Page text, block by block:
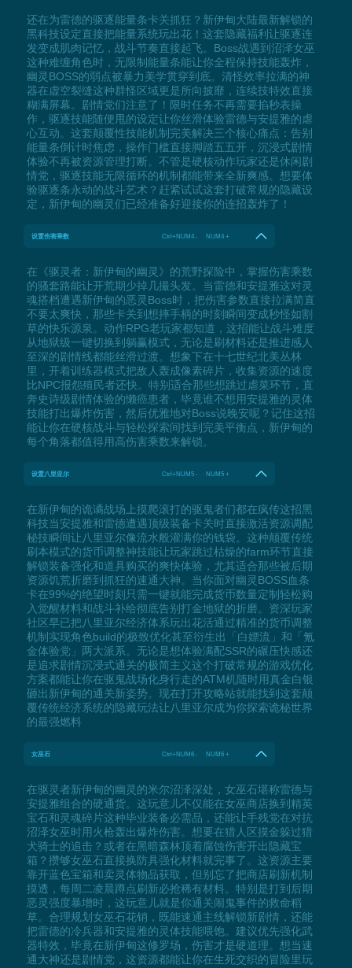
还在为雷德的驱逐能量条卡关抓狂？新伊甸大陆最新解锁的
黑科技设定直接把能量系统玩出花！这套隐藏福利让驱逐连
发变成肌肉记忆，战斗节奏直接起飞。Boss战遇到沼泽女巫
这种难缠角色时，无限制能量条能让你全程保持技能轰炸，
幽灵BOSS的弱点被暴力美学贯穿到底。清怪效率拉满的神
器在虚空裂缝这种群怪区域更是所向披靡，连续技特效直接
糊满屏幕。剧情党们注意了！限时任务不再需要掐秒表操
作，驱逐技能随便甩的设定让你丝滑体验雷德与安提雅的虐
心互动。这套颠覆性技能机制完美解决三个核心痛点：告别
能量条倒计时焦虑，操作门槛直接脚踏五五开，沉浸式剧情
体验不再被资源管理打断。不管是硬核动作玩家还是休闲剧
情党，驱逐技能无限循环的机制都能带来全新爽感。想要体
验驱逐条永动的战斗艺术？赶紧试试这套打破常规的隐藏设
定，新伊甸的幽灵们已经准备好迎接你的连招轰炸了！
设置伤害乘数 Ctrl+NUM4 - NUM4 +
在《驱灵者：新伊甸的幽灵》的荒野探险中，掌握伤害乘数
的骚套路能让开荒期少掉几撮头发。当雷德和安提雅这对灵
魂搭档遭遇新伊甸的恶灵Boss时，把伤害参数直接拉满简直
不要太爽快，那些卡关到想摔手柄的时刻瞬间变成秒怪如割
草的快乐源泉。动作RPG老玩家都知道，这招能让战斗难度
从地狱级一键切换到躺赢模式，无论是刷材料还是推进感人
至深的剧情线都能丝滑过渡。想象下在十七世纪北美丛林
里，开着训练器模式把敌人轰成像素碎片，收集资源的速度
比NPC报怨殖民者还快。特别适合那些想跳过虐菜环节，直
奔史诗级剧情体验的懒癌患者，毕竟谁不想用安提雅的灵体
技能打出爆炸伤害，然后优雅地对Boss说晚安呢？记住这招
能让你在硬核战斗与轻松探索间找到完美平衡点，新伊甸的
每个角落都值得用高伤害乘数来解锁。
设置八里亚尔 Ctrl+NUM5 - NUM5 +
在新伊甸的诡谲战场上摸爬滚打的驱鬼者们都在疯传这招黑
科技当安提雅和雷德遭遇顶级装备卡关时直接激活资源调配
秘技瞬间让八里亚尔像流水般灌满你的钱袋。这种颠覆传统
刷本模式的货币调整神技能让玩家跳过枯燥的farm环节直接
解锁装备强化和道具购买的爽快体验，尤其适合那些被后期
资源饥荒折磨到抓狂的速通大神。当你面对幽灵BOSS血条
卡在99%的绝望时刻只需一键就能完成货币数量定制轻松购
入觉醒材料和战斗补给彻底告别打金地狱的折磨。资深玩家
社区早已把八里亚尔经济体系玩出花活通过精准的货币调整
机制实现角色build的极致优化甚至衍生出「白嫖流」和「氪
金体验党」两大派系。无论是想体验满配SSR的碾压快感还
是追求剧情沉浸式通关的极简主义这个打破常规的游戏优化
方案都能让你在驱鬼战场化身行走的ATM机随时用真金白银
砸出新伊甸的通关新姿势。现在打开攻略站就能找到这套颠
覆传统经济系统的隐藏玩法让八里亚尔成为你探索诡秘世界
的最强燃料
女巫石 Ctrl+NUM6 - NUM6 +
在驱灵者新伊甸的幽灵的米尔沼泽深处，女巫石堪称雷德与
安提雅组合的硬通货。这玩意儿不仅能在女巫商店换到精英
宝石和灵魂碎片这种毕业装备必需品，还能让手残党在对抗
沼泽女巫时用火枪轰出爆炸伤害。想要在猎人区摸金躲过猎
犬骑士的追击？或者在黑暗森林顶着腐蚀伤害开出隐藏宝
箱？攒够女巫石直接换防具强化材料就完事了。这资源主要
靠开蓝色宝箱和卖灵体物品获取，但别忘了把商店刷新机制
摸透，每周二凌晨蹲点刷新必抢稀有材料。特别是打到后期
恶灵强度暴增时，这玩意儿就是你通关闹鬼事件的救命稻
草。合理规划女巫石花销，既能速通主线解锁新剧情，还能
把雷德的冷兵器和安提雅的灵体技能喂饱。建议优先强化武
器特效，毕竟在新伊甸这修罗场，伤害才是硬道理。想当速
通大神还是剧情党，这资源都能让你在生死交织的冒险里玩